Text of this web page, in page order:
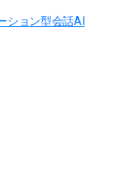
ション型会話AI